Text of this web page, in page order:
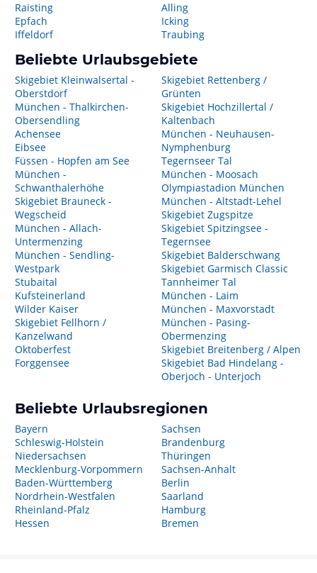
Raisting
Epfach
Iffeldorf
Alling
Icking
Traubing
Beliebte Urlaubsgebiete
Skigebiet Kleinwalsertal -
Oberstdorf
München - Thalkirchen-
Obersendling
Achensee
Eibsee
Füssen - Hopfen am See
München -
Schwanthalerhöhe
Skigebiet Brauneck -
Wegscheid
München - Allach-
Untermenzing
München - Sendling-
Westpark
Stubaital
Kufsteinerland
Wilder Kaiser
Skigebiet Fellhorn /
Kanzelwand
Oktoberfest
Forggensee
Skigebiet Rettenberg /
Grünten
Skigebiet Hochzillertal /
Kaltenbach
München - Neuhausen-
Nymphenburg
Tegernseer Tal
München - Moosach
Olympiastadion München
München - Altstadt-Lehel
Skigebiet Zugspitze
Skigebiet Spitzingsee -
Tegernsee
Skigebiet Balderschwang
Skigebiet Garmisch Classic
Tannheimer Tal
München - Laim
München - Maxvorstadt
München - Pasing-
Obermenzing
Skigebiet Breitenberg / Alpen
Skigebiet Bad Hindelang -
Oberjoch - Unterjoch
Beliebte Urlaubsregionen
Bayern
Schleswig-Holstein
Niedersachsen
Mecklenburg-Vorpommern
Baden-Württemberg
Nordrhein-Westfalen
Rheinland-Pfalz
Hessen
Sachsen
Brandenburg
Thüringen
Sachsen-Anhalt
Berlin
Saarland
Hamburg
Bremen